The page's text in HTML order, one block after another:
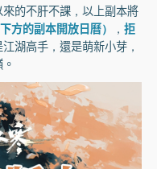
的不肝不課，以上副本將
方的副本開放日曆）
， 拒
湖高手，還是萌新小芽，